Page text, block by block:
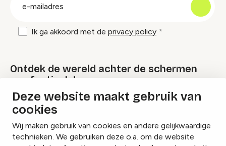
Deze website maakt gebruik van
cookies
Wij maken gebruik van cookies en andere gelijkwaardige
technieken. We gebruiken deze o.a. om de website
Ik ga akkoord met de privacy policy
Ontdek de wereld achter de schermen
van festivals!
Lees onze Festival Specials